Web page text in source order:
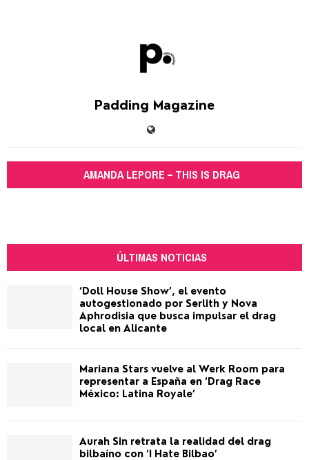
Padding Magazine
AMANDA LEPORE – THIS IS DRAG
ÚLTIMAS NOTICIAS
‘Doll House Show’, el evento
autogestionado por Serlith y Nova
Aphrodisia que busca impulsar el drag
local en Alicante
Mariana Stars vuelve al Werk Room para
representar a España en ‘Drag Race
México: Latina Royale’
Aurah Sin retrata la realidad del drag
bilbaíno con ‘I Hate Bilbao’